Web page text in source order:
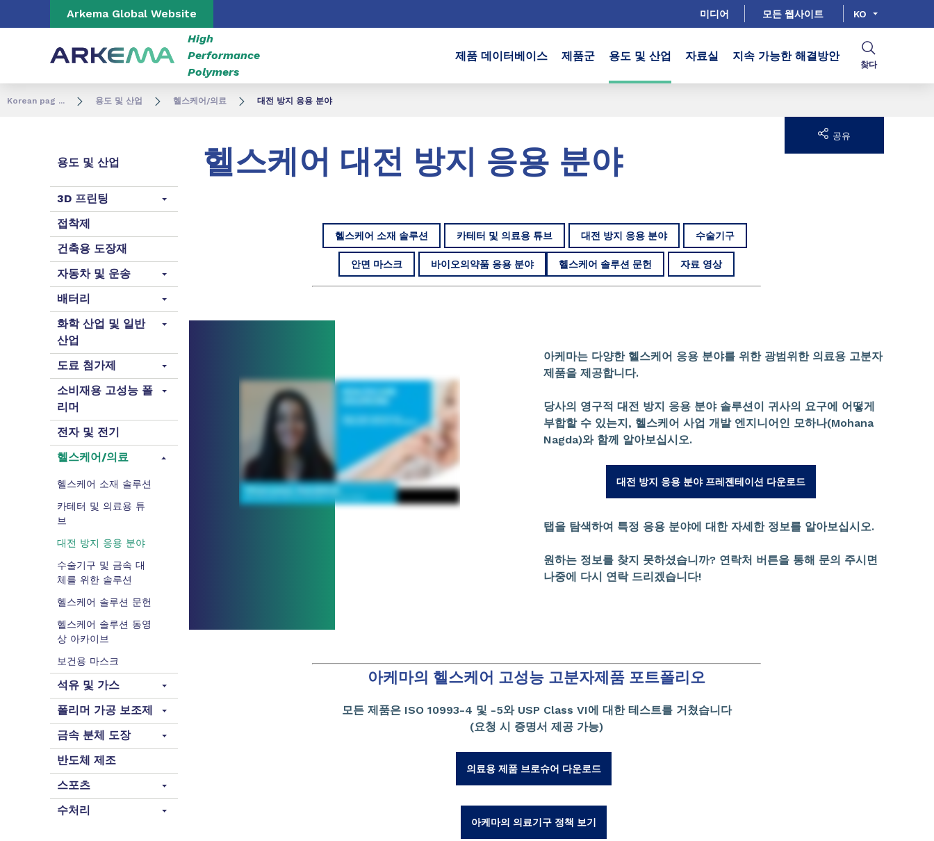
Go to content Go to navigation
Arkema Global Website 미디어 모든 웹사이트 KO
High
Performance
Polymers
제품 데이터베이스 제품군 용도 및 산업 자료실 지속 가능한 해결방안
찾다
Korean pag ... 용도 및 산업 헬스케어/의료 대전 방지 응용 분야
용도 및 산업
3D 프린팅
접착제
건축용 도장재
자동차 및 운송
배터리
화학 산업 및 일반
산업
도료 첨가제
소비재용 고성능 폴
리머
전자 및 전기
헬스케어/의료
헬스케어 소재 솔루션
카테터 및 의료용 튜
브
대전 방지 응용 분야
수술기구 및 금속 대
체를 위한 솔루션
헬스케어 솔루션 문헌
헬스케어 솔루션 동영
상 아카이브
보건용 마스크
석유 및 가스
폴리머 가공 보조제
금속 분체 도장
반도체 제조
스포츠
수처리
헬스케어 대전 방지 응용 분야
공유
헬스케어 소재 솔루션 카테터 및 의료용 튜브 대전 방지 응용 분야 수술기구
안면 마스크 바이오의약품 응용 분야 헬스케어 솔루션 문헌 자료 영상
아케마는 다양한 헬스케어 응용 분야를 위한 광범위한 의료용 고분자
제품을 제공합니다.
당사의 영구적 대전 방지 응용 분야 솔루션이 귀사의 요구에 어떻게
부합할 수 있는지, 헬스케어 사업 개발 엔지니어인 모하나(Mohana
Nagda)와 함께 알아보십시오.
대전 방지 응용 분야 프레젠테이션 다운로드
탭을 탐색하여 특정 응용 분야에 대한 자세한 정보를 알아보십시오.
원하는 정보를 찾지 못하셨습니까? 연락처 버튼을 통해 문의 주시면
나중에 다시 연락 드리겠습니다!
아케마의 헬스케어 고성능 고분자제품 포트폴리오
모든 제품은 ISO 10993-4 및 -5와 USP Class VI에 대한 테스트를 거쳤습니다
(요청 시 증명서 제공 가능)
의료용 제품 브로슈어 다운로드
아케마의 의료기구 정책 보기